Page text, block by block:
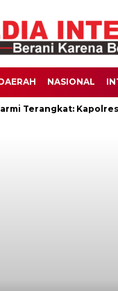
NASIONAL
Kapolres